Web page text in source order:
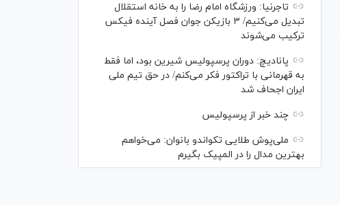
تاجرنیا: ورزشگاه امام رضا را به خانه استقلال
تبدیل می‌کنیم/ ۳ بازیکن جوان فصل آینده فیکس
ترکیب می‌شوند
پانادیچ: دوران پرسپولیس شیرین بود، اما فقط
به قهرمانی با تراکتور فکر می‌کنم/ در حق تیم ملی
ایران اجحاف شد
چند خبر از پرسپولیس
ملی‌پوش‌ طلایی تکواندو بانوان: می‌خواهم
بهترین مدال را در المپیک بگیرم